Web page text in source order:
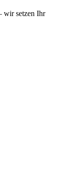
wir setzen Ihr